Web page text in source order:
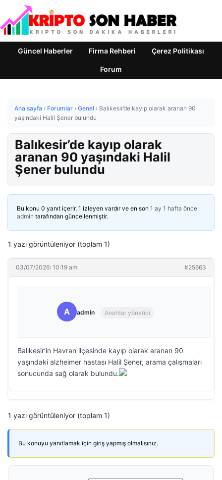
Güncel Haberler Firma Rehberi Çerez Politikası
Forum
Ana sayfa › Forumlar › Genel › Balıkesir’de kayıp olarak aranan 90
yaşındaki Halil Şener bulundu
Balıkesir’de kayıp olarak
aranan 90 yaşındaki Halil
Şener bulundu
Bu konu 0 yanıt içerir, 1 izleyen vardır ve en son 1 ay 1 hafta önce
admin tarafından güncellenmiştir.
1 yazı görüntüleniyor (toplam 1)
03/07/2026: 10:19 am #25663
A admin Anahtar yönetici
Balıkesir’in Havran ilçesinde kayıp olarak aranan 90
yaşındaki alzheimer hastası Halil Şener, arama çalışmaları
sonucunda sağ olarak bulundu.
1 yazı görüntüleniyor (toplam 1)
Bu konuyu yanıtlamak için giriş yapmış olmalısınız.